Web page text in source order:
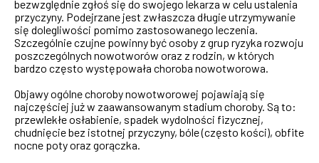
bezwzględnie zgłoś się do swojego lekarza w celu ustalenia
przyczyny. Podejrzane jest zwłaszcza długie utrzymywanie
się dolegliwości pomimo zastosowanego leczenia.
Szczególnie czujne powinny być osoby z grup ryzyka rozwoju
poszczególnych nowotworów oraz z rodzin, w których
bardzo często występowała choroba nowotworowa.
Objawy ogólne choroby nowotworowej pojawiają się
najczęściej już w zaawansowanym stadium choroby. Są to:
przewlekłe osłabienie, spadek wydolności fizycznej,
chudnięcie bez istotnej przyczyny, bóle (często kości), obfite
nocne poty oraz gorączka.